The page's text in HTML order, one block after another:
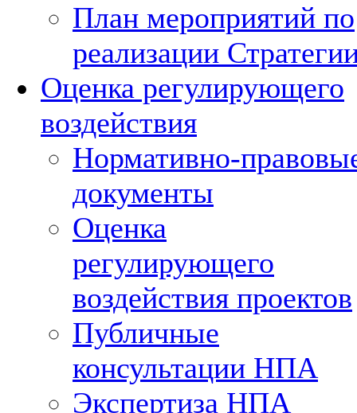
План мероприятий по
реализации
Оценка регулирующего
воздействия
Нормативно-
документы
Оценка
регулирующего
воздействия проектов
Публичные
консультации НПА
Экспертиза НПА